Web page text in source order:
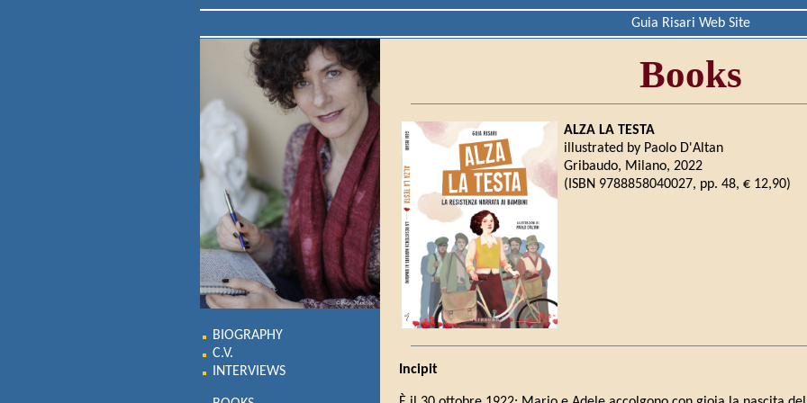
Guia Risari Web Site
BIOGRAPHY
C.V.
INTERVIEWS
Books
ALZA LA TESTA
illustrated by Paolo D'Altan
Gribaudo, Milano, 2022
(ISBN 9788858040027, pp. 48, € 12,90)
Incipit